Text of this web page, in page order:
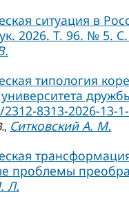
ситуация в
2026. Т. 96. № 5.
типология
2312-8313-2026-13-
, Ситковский А. М.
проблемы
Л.